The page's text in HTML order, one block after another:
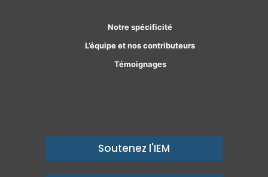
Notre spécificité
L’équipe et nos contributeurs
Témoignages
Soutenez l'IEM